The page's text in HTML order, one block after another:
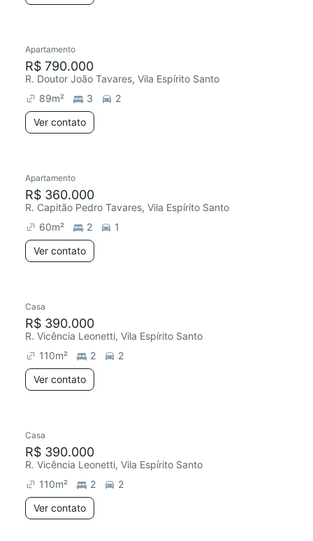
Apartamento
R$ 790.000
R. Doutor João Tavares, Vila Espírito Santo
89m² 3
2
Ver contato
Chegou este mês
Apartamento
R$ 360.000
R. Capitão Pedro Tavares, Vila Espírito Santo
60m² 2
1
Ver contato
Chegou este mês
Casa
R$ 390.000
R. Vicência Leonetti, Vila Espírito Santo
110m² 2
2
Ver contato
Chegou este mês
Casa
R$ 390.000
R. Vicência Leonetti, Vila Espírito Santo
110m² 2
2
Ver contato